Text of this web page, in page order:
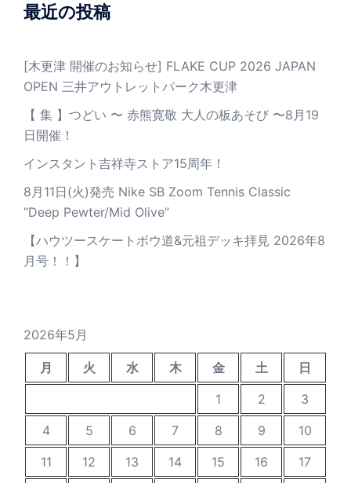
最近の投稿
[木更津 開催のお知らせ] FLAKE CUP 2026 JAPAN
OPEN 三井アウトレットパーク木更津
【 集 】つどい 〜 赤熊寛敬 大人の板あそび 〜8月19
日開催！
インスタント吉祥寺ストア15周年！
8月11日(火)発売 Nike SB Zoom Tennis Classic
”Deep Pewter/Mid Olive”
【ハウツースケートボウ道&元祖デッキ拝見 2026年8
月号！！】
2026年5月
月 火 水 木 金 土
日
1
2
3
4
5 6 7 8 9
10
11
12 13 14 15 16 17